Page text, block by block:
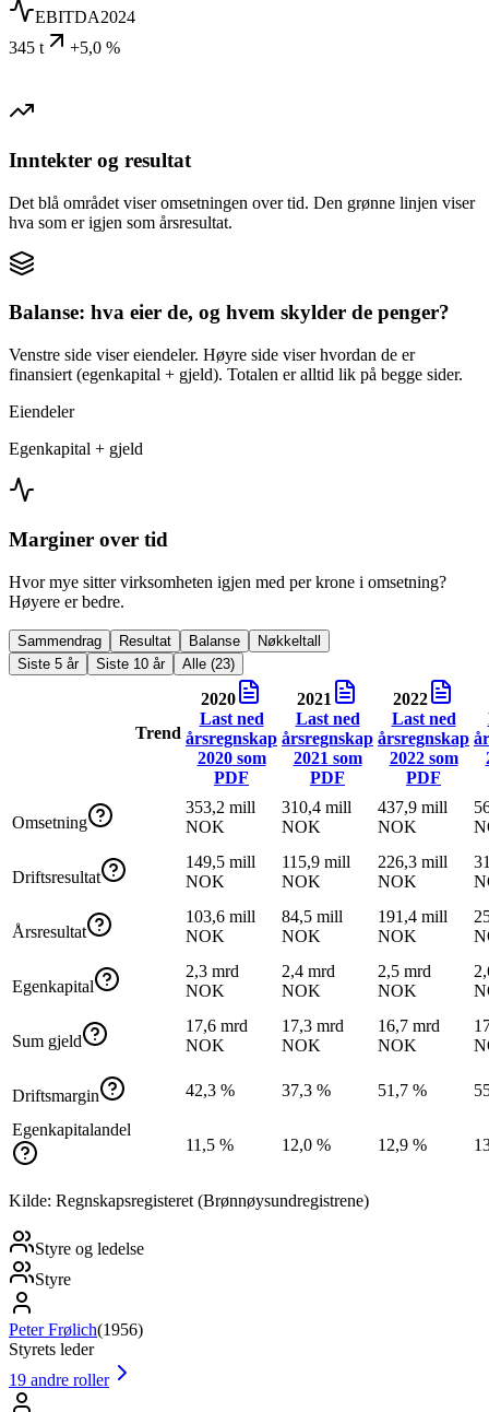
EBITDA2024
345 t
+5,0 %
Inntekter og resultat
Det blå området viser omsetningen over tid. Den grønne linjen viser
hva som er igjen som årsresultat.
Balanse: hva eier de, og hvem skylder de penger?
Venstre side viser eiendeler. Høyre side viser hvordan de er
finansiert (egenkapital + gjeld). Totalen er alltid lik på begge sider.
Eiendeler
Egenkapital + gjeld
Marginer over tid
Hvor mye sitter virksomheten igjen med per krone i omsetning?
Høyere er bedre.
Sammendrag Resultat Balanse
Nøkkeltall
Siste 5 år
Siste 10 år Alle (23)
Trend
2020
Last ned
årsregnskap
2020som
PDF
2021
Last ned
årsregnskap
2021 som
PDF
2022
Last ned
årsregnskap
2022som
PDF
Omsetning
353,2 mill
NOK
310,4 mill
NOK
437,9 mill
NOK
Driftsresultat
149,5 mill
NOK
115,9 mill
NOK
226,3 mill
NOK
Årsresultat
103,6 mill
NOK
84,5 mill
NOK
191,4 mill
NOK
Egenkapital
2,3 mrd
NOK
2,4 mrd
NOK
2,5 mrd
NOK
Sum gjeld
17,6 mrd
NOK
17,3 mrd
NOK
16,7 mrd
NOK
Driftsmargin 42,3 % 37,3 % 51,7 %
Egenkapitalandel
11,5 %
12,0 % 12,9 %
Kilde: Regnskapsregisteret (Brønnøysundregistrene)
Styre og ledelse
Styre
Peter Frølich(1956)
Styrets leder
19 andre roller